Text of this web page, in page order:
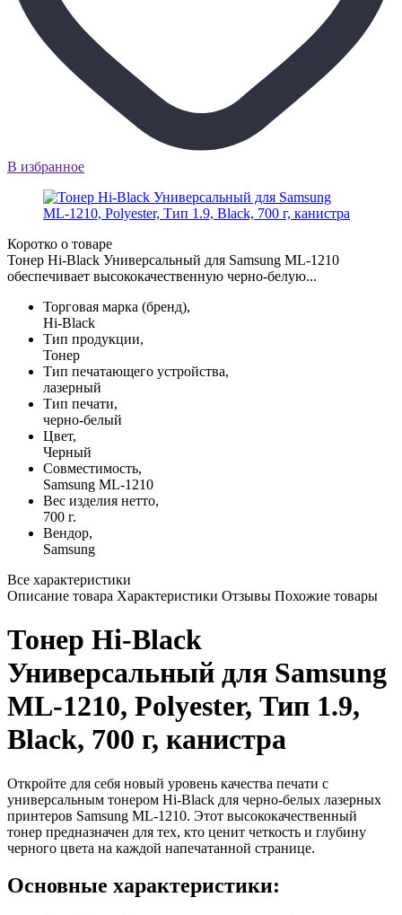
В избранное
Коротко о товаре
Тонер Hi-Black Универсальный для Samsung ML-1210
обеспечивает высококачественную черно-белую...
Торговая марка (бренд),
Hi-Black
Тип продукции,
Тонер
Тип печатающего устройства,
лазерный
Тип печати,
черно-белый
Цвет,
Черный
Совместимость,
Samsung ML-1210
Вес изделия нетто,
700 г.
Вендор,
Samsung
Все характеристики
Описание товара Характеристики Отзывы Похожие товары
Тонер Hi-Black
Универсальный для Samsung
ML-1210, Polyester, Тип 1.9,
Black, 700 г, канистра
Откройте для себя новый уровень качества печати с
универсальным тонером Hi-Black для черно-белых лазерных
принтеров Samsung ML-1210. Этот высококачественный
тонер предназначен для тех, кто ценит четкость и глубину
черного цвета на каждой напечатанной странице.
Основные характеристики: